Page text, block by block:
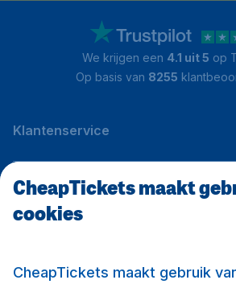
We krijgen een 4.1 uit 5 op
Op basis van 8255
Klantenservice
CheapTickets.be
CheapTickets maakt
cookies
CheapTickets maakt gebruik